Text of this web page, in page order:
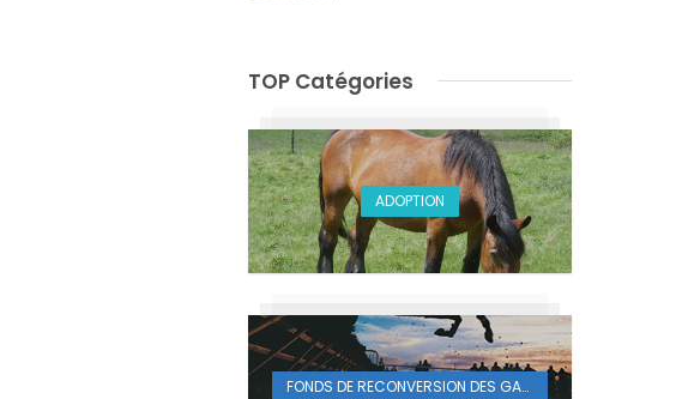
TOP Catégories
ADOPTION
FONDS DE RECONVERSION DES GALOPEURS